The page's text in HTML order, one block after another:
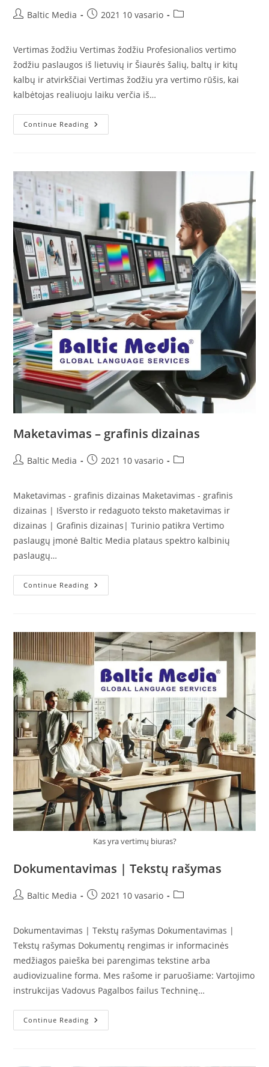
PostBaltic Media
Post2021 10 vasario
Post
Vertimas žodžiu Vertimas žodžiu Profesionalios vertimo
žodžiu paslaugos iš lietuvių ir Šiaurės šalių, baltų ir kitų
kalbų ir atvirkščiai Vertimas žodžiu yra vertimo rūšis, kai
kalbėtojas realiuoju laiku verčia iš…
Continue Reading Vertimas
Žodžiu
Maketavimas – grafinis dizainas
PostBaltic Media
Post2021 10 vasario
Post
Maketavimas - grafinis dizainas Maketavimas - grafinis
dizainas | Išversto ir redaguoto teksto maketavimas ir
dizainas | Grafinis dizainas| Turinio patikra Vertimo
paslaugų įmonė Baltic Media plataus spektro kalbinių
paslaugų…
Continue Reading Maketavimas
–
Kas yra vertimų biuras?
Dokumentavimas | Tekstų rašymas
PostBaltic Media
Post2021 10 vasario
Post
Dokumentavimas | Tekstų rašymas Dokumentavimas |
Tekstų rašymas Dokumentų rengimas ir informacinės
medžiagos paieška bei parengimas tekstine arba
audiovizualine forma. Mes rašome ir paruošiame: Vartojimo
instrukcijas Vadovus Pagalbos failus Techninę…
Continue Reading Dokumentavimas
|